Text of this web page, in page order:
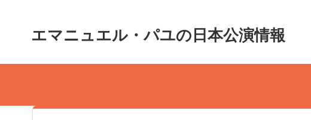
エマニュエル・パユの日本公演情報